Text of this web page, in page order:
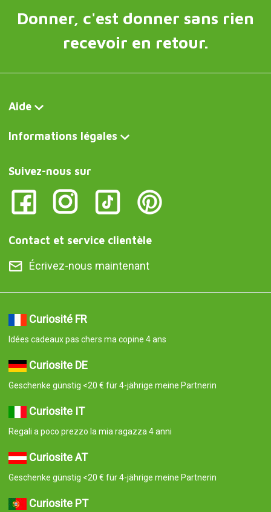
Donner, c'est donner sans rien
recevoir en retour.
Aide
Informations légales
Suivez-nous sur
Contact et service clientèle
Écrivez-nous maintenant
Curiosité FR
Idées cadeaux pas chers ma copine 4 ans
Curiosite DE
Geschenke günstig <20 € für 4-jährige meine Partnerin
Curiosite IT
Regali a poco prezzo la mia ragazza 4 anni
Curiosite AT
Geschenke günstig <20 € für 4-jährige meine Partnerin
Curiosite PT